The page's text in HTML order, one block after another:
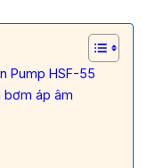
Pump HSF-55
bơm áp âm